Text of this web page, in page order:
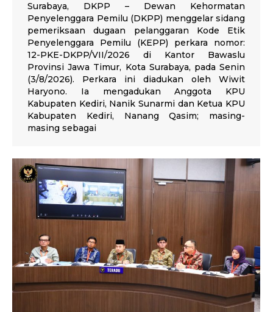
Surabaya, DKPP – Dewan Kehormatan
Penyelenggara Pemilu (DKPP) menggelar sidang
pemeriksaan dugaan pelanggaran Kode Etik
Penyelenggara Pemilu (KEPP) perkara nomor:
12-PKE-DKPP/VII/2026 di Kantor Bawaslu
Provinsi Jawa Timur, Kota Surabaya, pada Senin
(3/8/2026). Perkara ini diadukan oleh Wiwit
Haryono. Ia mengadukan Anggota KPU
Kabupaten Kediri, Nanik Sunarmi dan Ketua KPU
Kabupaten Kediri, Nanang Qasim; masing-
masing sebagai